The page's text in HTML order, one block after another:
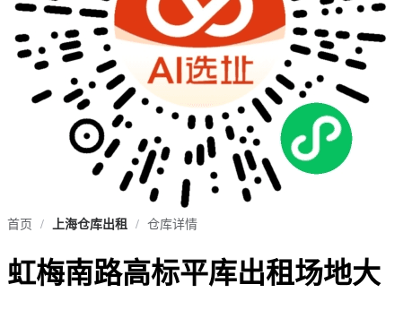
首页 / 上海仓库出租 / 仓库详情
虹梅南路高标平库出租场地大